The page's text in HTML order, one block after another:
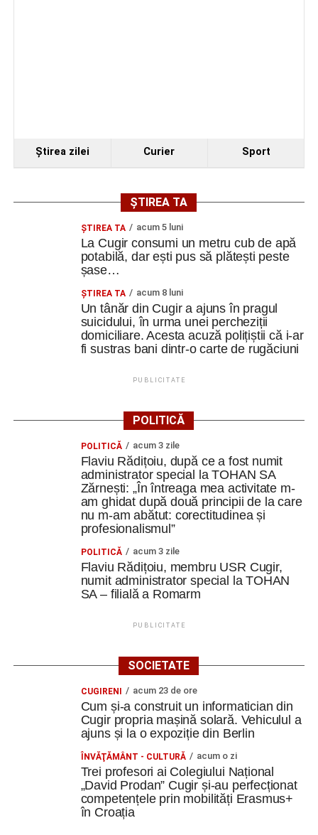
Ştirea zilei Curier Sport
ȘTIREA TA
ȘTIREA TA acum 5 luni
La Cugir consumi un metru cub de apă
potabilă, dar ești pus să plătești peste
șase…
ȘTIREA TA acum 8 luni
Un tânăr din Cugir a ajuns în pragul
suicidului, în urma unei percheziții
domiciliare. Acesta acuză polițiștii că i-ar
fi sustras bani dintr-o carte de rugăciuni
PUBLICITATE
POLITICĂ
POLITICĂ acum 3 zile
Flaviu Rădițoiu, după ce a fost numit
administrator special la TOHAN SA
Zărnești: „În întreaga mea activitate m-
am ghidat după două principii de la care
nu m-am abătut: corectitudinea și
profesionalismul”
POLITICĂ acum 3 zile
Flaviu Rădițoiu, membru USR Cugir,
numit administrator special la TOHAN
SA – filială a Romarm
PUBLICITATE
SOCIETATE
CUGIRENI acum 23 de ore
Cum și-a construit un informatician din
Cugir propria mașină solară. Vehiculul a
ajuns și la o expoziție din Berlin
ÎNVĂŢĂMÂNT - CULTURĂ acum o zi
Trei profesori ai Colegiului Național
„David Prodan” Cugir și-au perfecționat
competențele prin mobilități Erasmus+
în Croația